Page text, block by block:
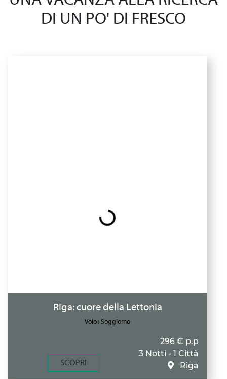
DI UN PO' DI FRESCO
Riga: cuore della Lettonia
Volo+Soggiorno
SCOPRI
296 € p.p
3 Notti - 1 Città
Riga